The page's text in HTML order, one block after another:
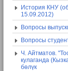
История КНУ
15.09.2012)
Вопросы
Вопросы
Ч. Айтматов.
кулаганда
бөлүк